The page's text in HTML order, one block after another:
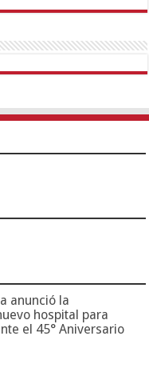
TipobetMatadorbetMariobet
anunció la
hospital para
el 45° Aniversario